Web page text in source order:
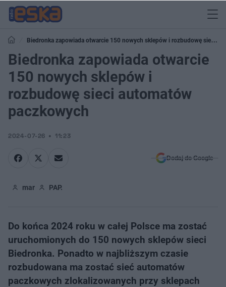
Biedronka zapowiada otwarcie 150 nowych sklepów i rozbudowę sieci
automatów paczkowych
Biedronka zapowiada otwarcie
150 nowych sklepów i
rozbudowę sieci automatów
paczkowych
2024-07-26 11:23
Dodaj do Google
mar PAP.
Do końca 2024 roku w całej Polsce ma zostać
uruchomionych do 150 nowych sklepów sieci
Biedronka. Ponadto w najbliższym czasie
rozbudowana ma zostać sieć automatów
paczkowych zlokalizowanych przy sklepach